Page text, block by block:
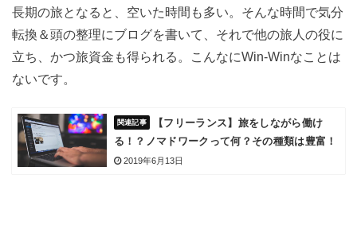
長期の旅となると、空いた時間も多い。そんな時間で気分
転換＆頭の整理にブログを書いて、それで他の旅人の役に
立ち、かつ旅資金も得られる。こんなにWin-Winなことは
ないです。
【フリーランス】旅をしながら働け
る！？ノマドワークって何？その種類は豊富！
2019年6月13日